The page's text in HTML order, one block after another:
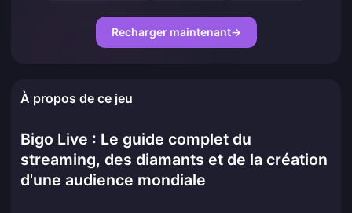
Recharger maintenant→
À propos de ce jeu
Bigo Live : Le guide complet du
streaming, des diamants et de la création
d'une audience mondiale